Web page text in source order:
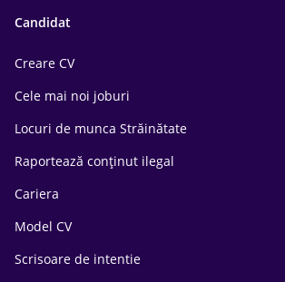
Candidat
Creare CV
Cele mai noi joburi
Locuri de munca Străinătate
Raportează conținut ilegal
Cariera
Model CV
Scrisoare de intentie